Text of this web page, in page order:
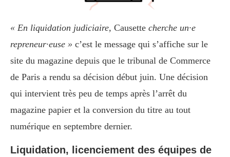
« En liquidation judiciaire, Causette cherche un·e
repreneur·euse » c’est le message qui s’affiche sur le
site du magazine depuis que le tribunal de Commerce
de Paris a rendu sa décision début juin. Une décision
qui intervient très peu de temps après l’arrêt du
magazine papier et la conversion du titre au tout
numérique en septembre dernier.
Liquidation, licenciement des équipes de